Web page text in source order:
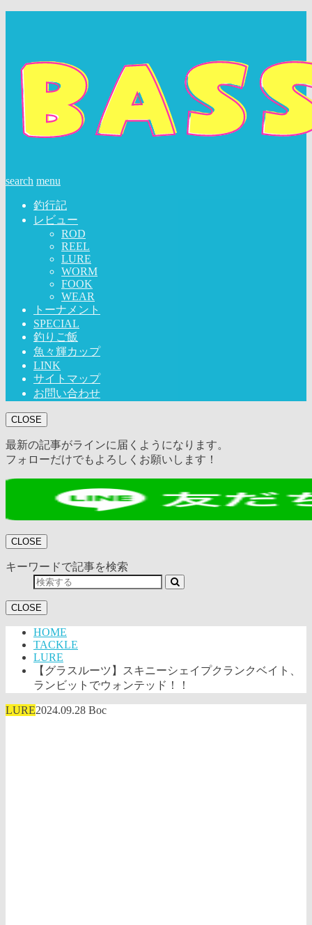
search menu
釣行記
レビュー
ROD
REEL
LURE
WORM
FOOK
WEAR
トーナメント
SPECIAL
釣りご飯
魚々輝カップ
LINK
サイトマップ
お問い合わせ
CLOSE
最新の記事がラインに届くようになります。
フォローだけでもよろしくお願いします！
CLOSE
キーワードで記事を検索
CLOSE
HOME
TACKLE
LURE
【グラスルーツ】スキニーシェイプクランクベイト、
ランビットでウォンテッド！！
LURE2024.09.28 Boc